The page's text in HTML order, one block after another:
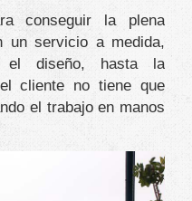
conseguir la plena
un servicio a medida,
el diseño, hasta la
cliente no tiene que
el trabajo en manos